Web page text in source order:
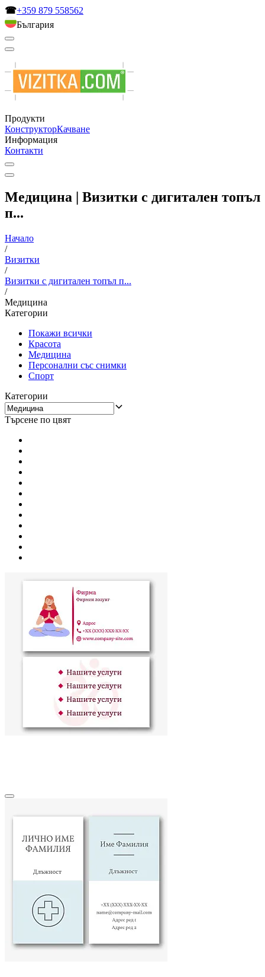
☎+359 879 558562
България
Продукти
КонструкторКачване
Информация
Контакти
Медицина | Визитки с дигитален топъл
п...
Начало
/
Визитки
/
Визитки с дигитален топъл п...
/
Медицина
Категории
Покажи всички
Красота
Медицина
Персонални със снимки
Спорт
Категории
Търсене по цвят